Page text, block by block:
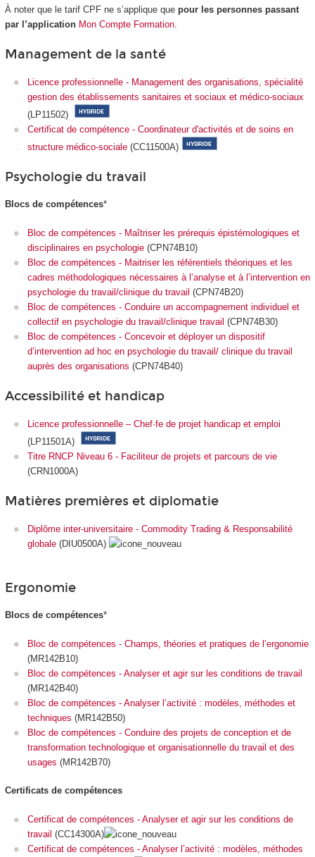
À noter que le tarif CPF ne s’applique que pour les personnes passant
par l’application Mon Compte Formation.
Management de la santé
Licence professionnelle - Management des organisations, spécialité
gestion des établissements sanitaires et sociaux et médico-sociaux
(LP11502)
Certificat de compétence - Coordinateur d'activités et de soins en
structure médico-sociale (CC11500A)
Psychologie du travail
Blocs de compétences*
Bloc de compétences - Maîtriser les prérequis épistémologiques et
disciplinaires en psychologie (CPN74B10)
Bloc de compétences - Maitriser les référentiels théoriques et les
cadres méthodologiques nécessaires à l’analyse et à l’intervention en
psychologie du travail/clinique du travail (CPN74B20)
Bloc de compétences - Conduire un accompagnement individuel et
collectif en psychologie du travail/clinique travail (CPN74B30)
Bloc de compétences - Concevoir et déployer un dispositif
d’intervention ad hoc en psychologie du travail/ clinique du travail
auprès des organisations (CPN74B40)
Accessibilité et handicap
Licence professionnelle – Chef·fe de projet handicap et emploi
(LP11501A)
Titre RNCP Niveau 6 - Faciliteur de projets et parcours de vie
(CRN1000A)
Matières premières et diplomatie
Diplôme inter-universitaire - Commodity Trading & Responsabilité
globale (DIU0500A)
Ergonomie
Blocs de compétences*
Bloc de compétences - Champs, théories et pratiques de l’ergonomie
(MR142B10)
Bloc de compétences - Analyser et agir sur les conditions de travail
(MR142B40)
Bloc de compétences - Analyser l’activité : modèles, méthodes et
techniques (MR142B50)
Bloc de compétences - Conduire des projets de conception et de
transformation technologique et organisationnelle du travail et des
usages (MR142B70)
Certificats de compétences
Certificat de compétences - Analyser et agir sur les conditions de
travail (CC14300A)
Certificat de compétences - Analyser l’activité : modèles, méthodes